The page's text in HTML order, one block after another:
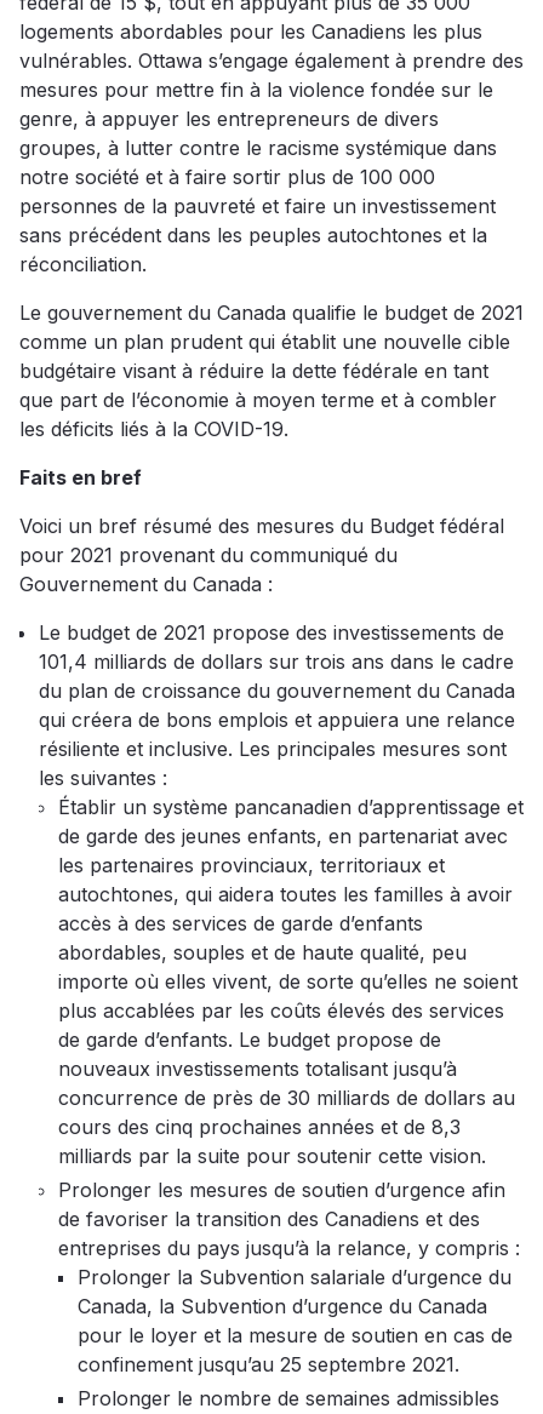
logements abordables pour les Canadiens les plus
vulnérables. Ottawa s’engage également à prendre des
mesures pour mettre fin à la violence fondée sur le
genre, à appuyer les entrepreneurs de divers
groupes, à lutter contre le racisme systémique dans
notre société et à faire sortir plus de 100 000
personnes de la pauvreté et faire un investissement
sans précédent dans les peuples autochtones et la
réconciliation.
Le gouvernement du Canada qualifie le budget de 2021
comme un plan prudent qui établit une nouvelle cible
budgétaire visant à réduire la dette fédérale en tant
que part de l’économie à moyen terme et à combler
les déficits liés à la COVID-19.
Faits en bref
Voici un bref résumé des mesures du Budget fédéral
pour 2021 provenant du communiqué du
Gouvernement du Canada :
Le budget de 2021 propose des investissements de
101,4 milliards de dollars sur trois ans dans le cadre
du plan de croissance du gouvernement du Canada
qui créera de bons emplois et appuiera une relance
résiliente et inclusive. Les principales mesures sont
les suivantes :
Établir un système pancanadien d’apprentissage et
de garde des jeunes enfants, en partenariat avec
les partenaires provinciaux, territoriaux et
autochtones, qui aidera toutes les familles à avoir
accès à des services de garde d’enfants
abordables, souples et de haute qualité, peu
importe où elles vivent, de sorte qu’elles ne soient
plus accablées par les coûts élevés des services
de garde d’enfants. Le budget propose de
nouveaux investissements totalisant jusqu’à
concurrence de près de 30 milliards de dollars au
cours des cinq prochaines années et de 8,3
milliards par la suite pour soutenir cette vision.
Prolonger les mesures de soutien d’urgence afin
de favoriser la transition des Canadiens et des
entreprises du pays jusqu’à la relance, y compris :
Prolonger la Subvention salariale d’urgence du
Canada, la Subvention d’urgence du Canada
pour le loyer et la mesure de soutien en cas de
confinement jusqu’au 25 septembre 2021.
Prolonger le nombre de semaines admissibles